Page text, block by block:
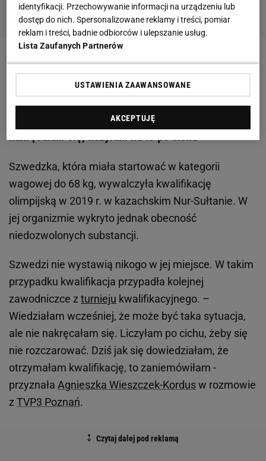
Zobacz wideo"Polska mogłaby wysłać dwie drużyny
na igrzyska do Tokio"
Igrzyska olimpijskie w Tokio dla kolejnej Polki! "Nie
nakręcałam się, liczyłam na to po cichu"
Szwedzka, która miała startować w kategorii
wagowej do 68 kg, wywalczyła kwalifikację
olimpijską w 2019 r. w kazachskim Nur-Sułtanie. W
jej organizmie wykryto jednak obecność
niedozwolonych substancji.
Szwedzi nie wystawią nikogo w jej miejsce. W takim
przypadku kwalifikacja przypadła kolejnej
zawodniczce zturnieju kwalifikacyjnego. –
Wiedziałam wcześniej, że może być taka sytuacja,
ale nie nakręcałam się. Liczyłam po cichu, żeby się
nie rozczarować. Dziś jak się dowiedziałam, że
otrzymałam kwalifikację, to zaniemówiłam -
przyznała Agnieszka Wieszczek-Kordusw rozmowie
zTVP3 Poznań.
identyfikacji. Przechowywanie informacji na urządzeniu lub
dostęp do nich. Spersonalizowane reklamy i treści, pomiar
reklam i treści, badnie odbiorców i ulepszanie usług.
Lista Zaufanych Partnerów
USTAWIENIA ZAAWANSOWANE
AKCEPTUJĘ